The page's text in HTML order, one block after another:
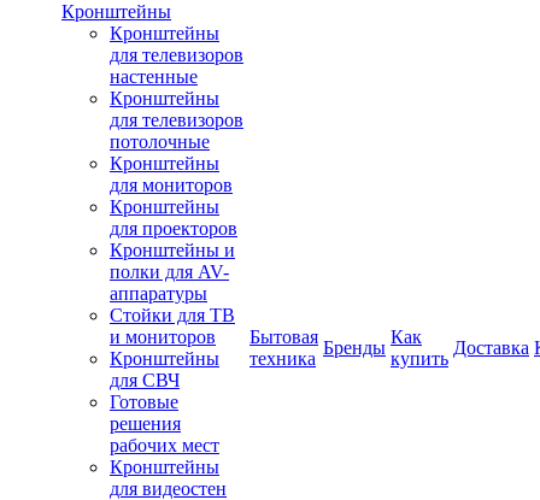
Кронштейны
Кронштейны
для телевизоров
настенные
Кронштейны
для телевизоров
потолочные
Кронштейны
для мониторов
Кронштейны
для проекторов
Кронштейны и
полки для AV-
аппаратуры
Стойки для ТВ
и мониторов
Кронштейны
для СВЧ
Готовые
решения
рабочих мест
Кронштейны
для видеостен
Бытовая
техника
Бренды
Как
купить
Доставка